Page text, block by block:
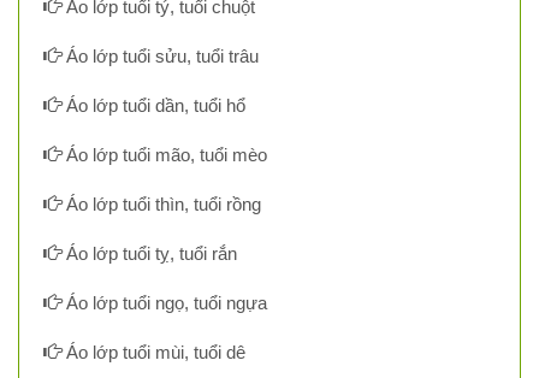
Áo lớp tuổi tý, tuổi chuột
Áo lớp tuổi sửu, tuổi trâu
Áo lớp tuổi dần, tuổi hổ
Áo lớp tuổi mão, tuổi mèo
Áo lớp tuổi thìn, tuổi rồng
Áo lớp tuổi tỵ, tuổi rắn
Áo lớp tuổi ngọ, tuổi ngựa
Áo lớp tuổi mùi, tuổi dê